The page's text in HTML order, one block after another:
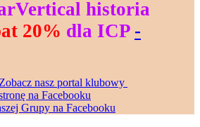
historia
20% dla ICP -
Zobacz nasz portal klubowy
na Facebooku
Grupy na Facebooku